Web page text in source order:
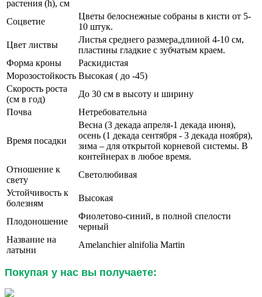
растения (h), см
Соцветие
Цветы белоснежные собраны в кисти от 5-
10 штук.
Цвет листвы
Листья среднего размера,длиной 4-10 см,
пластины гладкие с зубчатым краем.
Форма кроны
Раскидистая
Морозостойкость Высокая ( до -45)
Скорость роста
(см в год)
До 30 см в высоту и ширину
Почва
Нетребовательна
Время посадки
Весна (3 декада апреля-1 декада июня),
осень (1 декада сентября - 3 декада ноября),
зима – для открытой корневой системы. В
контейнерах в любое время.
Отношение к
свету
Светолюбивая
Устойчивость к
болезням
Высокая
Плодоношение
Фиолетово-синий, в полной спелости
черный
Название на
латыни
Amelanchier alnifolia Martin
Покупая у нас вы получаете: